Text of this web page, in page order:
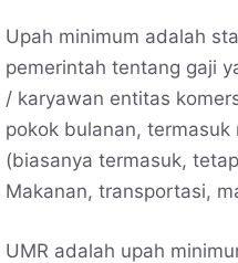
Upah minimum adalah
pemerintah tentang gaji
/ karyawan entitas
pokok bulanan,
(biasanya termasuk,
Makanan, transportasi,
UMR adalah upah